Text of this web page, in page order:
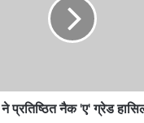
ने प्रतिष्ठित नैक 'ए' ग्रेड